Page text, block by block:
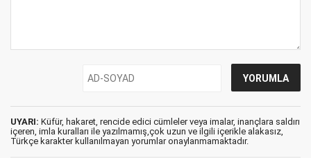
UYARI: Küfür, hakaret, rencide edici cümleler veya imalar, inançlara saldırı
içeren, imla kuralları ile yazılmamış,çok uzun ve ilgili içerikle alakasız,
Türkçe karakter kullanılmayan yorumlar onaylanmamaktadır.